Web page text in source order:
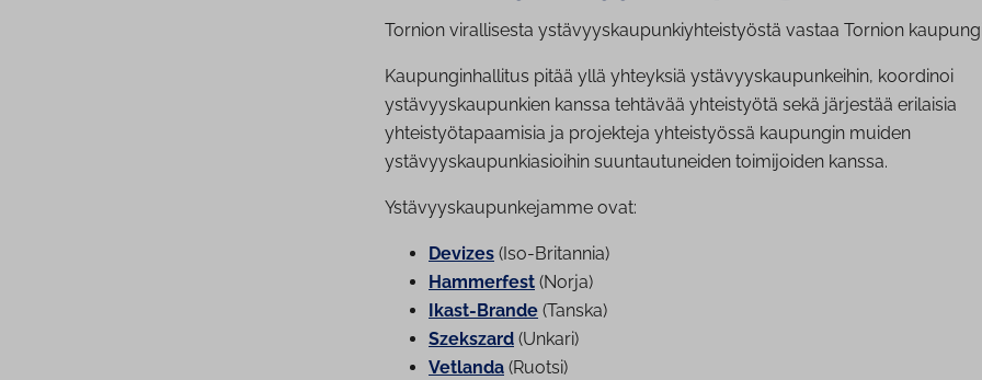
Tornion virallisesta ystävyyskaupunkiyhteistyöstä vastaa Tornion
Kaupunginhallitus pitää yllä yhteyksiä ystävyyskaupunkeihin, koordinoi
ystävyyskaupunkien kanssa tehtävää yhteistyötä sekä järjestää erilaisia
yhteistyötapaamisia ja projekteja yhteistyössä kaupungin muiden
ystävyyskaupunkiasioihin suuntautuneiden toimijoiden kanssa.
Ystävyyskaupunkejamme ovat:
Devizes (Iso-Britannia)
Hammerfest (Norja)
Ikast-Brande (Tanska)
Szekszard (Unkari)
Vetlanda (Ruotsi)